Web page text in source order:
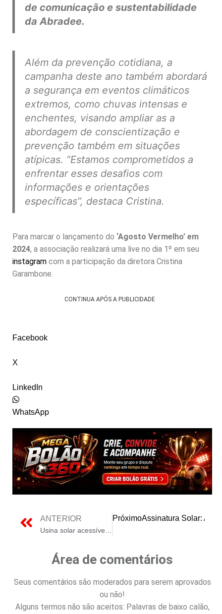
de comunicação e sustentabilidade
da Abradee.
Além da prevenção cotidiana, a
campanha deste ano também abordará
a segurança em eventos climáticos
extremos, como chuvas intensas e
enchentes, visando ampliar as a
abordagem de conscientização e
prevenção também em situações
atípicas. “Estamos comprometidos a
enfrentar esses desafios com
informações e orientações
específicas”, destaca Cristina.
Para marcar o lançamento do ‘Agosto Vermelho’ em
2024, a associação realizará uma live no dia 1º em seu
instagram com a participação da diretora Cristina
Garambone.
CONTINUA APÓS A PUBLICIDADE
Facebook
X
LinkedIn
WhatsApp
ANTERIOR PróximoAssinatura Solar:
Área de comentários
Seus comentários são moderados para serem aprovados
ou não!
Alguns termos não são aceitos: Palavras de baixo calão,